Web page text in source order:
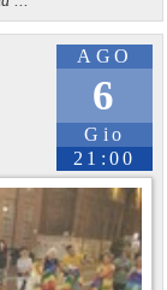
AGO
6
Gio
21:00